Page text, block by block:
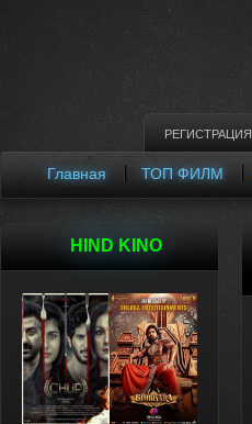
РЕГИСТРАЦИЯ
ТОП ФИЛМ
Главная
HIND KINO